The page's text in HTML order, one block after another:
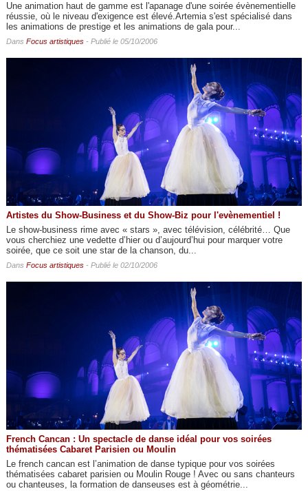
Une animation haut de gamme est l'apanage d'une soirée évènementielle
réussie, où le niveau d'exigence est élevé.Artemia s'est spécialisé dans
les animations de prestige et les animations de gala pour...
Dans Focus artistiques- Publié le 05/10/2006
Artistes du Show-Business et du Show-Biz pour l'evènementiel !
Le show-business rime avec « stars », avec télévision, célébrité… Que
vous cherchiez une vedette d’hier ou d’aujourd’hui pour marquer votre
soirée, que ce soit une star de la chanson, du...
Dans Focus artistiques- Publié le 02/10/2006
French Cancan : Un spectacle de danse idéal pour vos soirées
thématisées Cabaret Parisien ou Moulin
Le french cancan est l’animation de danse typique pour vos soirées
thématisées cabaret parisien ou Moulin Rouge ! Avec ou sans chanteurs
ou chanteuses, la formation de danseuses est à géométrie...